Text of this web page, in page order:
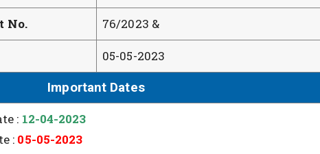
No. 76/2023 &
05-05-2023
Important Dates
: 12-04-2023
: 05-05-2023